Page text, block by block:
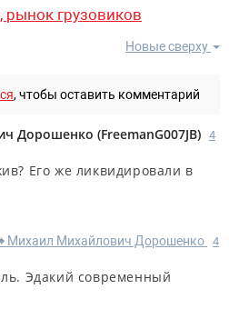
рынок грузовиков
Новые сверху
, чтобы оставить комментарий
Дорошенко (FreemanG007JB) 4
Его же ликвидировали в
Михаил Михайлович Дорошенко 4
Эдакий современный